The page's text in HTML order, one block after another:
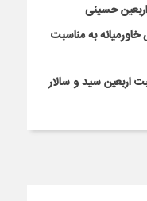
حسینی
به مناسبت
اربعین سید و سالار